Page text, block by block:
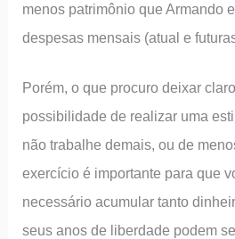
menos patrimônio que Armando
despesas mensais (atual e
Porém, o que procuro deixar
possibilidade de realizar uma
não trabalhe demais, ou de
exercício é importante para que
necessário acumular tanto
seus anos de liberdade podem